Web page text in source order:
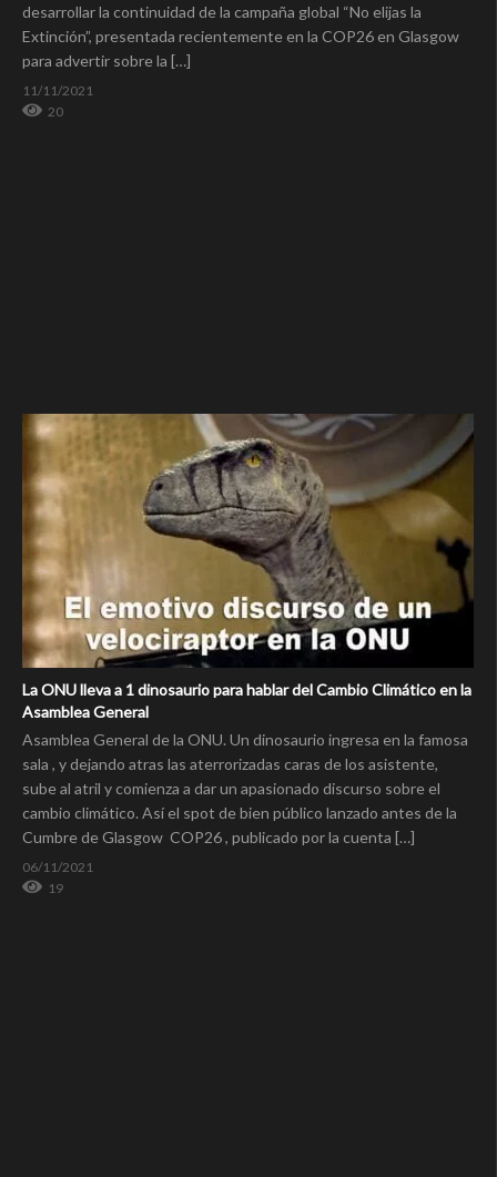
desarrollar la continuidad de la campaña global “No elijas la
Extinción”, presentada recientemente en la COP26 en Glasgow
para advertir sobre la […]
11/11/2021
20
La ONU lleva a 1 dinosaurio para hablar del Cambio Climático en la
Asamblea General
Asamblea General de la ONU. Un dinosaurio ingresa en la famosa
sala , y dejando atras las aterrorizadas caras de los asistente,
sube al atril y comienza a dar un apasionado discurso sobre el
cambio climático. Así el spot de bien público lanzado antes de la
Cumbre de Glasgow COP26 , publicado por la cuenta […]
06/11/2021
19